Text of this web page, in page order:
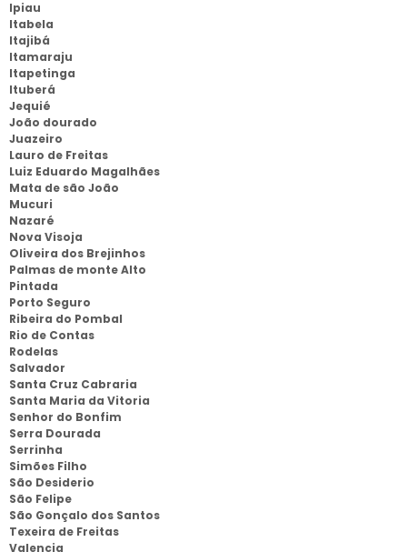
Ipiau
Itabela
Itajibá
Itamaraju
Itapetinga
Ituberá
Jequié
João dourado
Juazeiro
Lauro de Freitas
Luiz Eduardo Magalhães
Mata de são João
Mucuri
Nazaré
Nova Visoja
Oliveira dos Brejinhos
Palmas de monte Alto
Pintada
Porto Seguro
Ribeira do Pombal
Rio de Contas
Rodelas
Salvador
Santa Cruz Cabraria
Santa Maria da Vitoria
Senhor do Bonfim
Serra Dourada
Serrinha
Simões Filho
São Desiderio
São Felipe
São Gonçalo dos Santos
Texeira de Freitas
Valencia